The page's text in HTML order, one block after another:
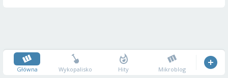
Główna Wykopalisko Hity Mikroblog